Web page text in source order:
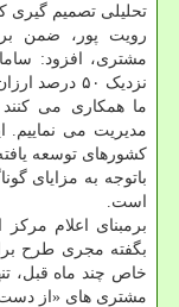
تحلیلی تصمیم گیری
رویت پور، ضمن
مشتری، افزود:
مدیریت می نماییم.
کشورهای توسعه
باتوجه به مزایای
است.
برمبنای اعلام
بگفته مجری طرح
خاص چند ماه قبل،
مشتری های «از